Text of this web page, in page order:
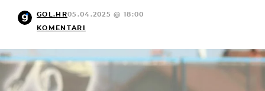
GOL.HR05.04.2025 @ 18:00
KOMENTARI